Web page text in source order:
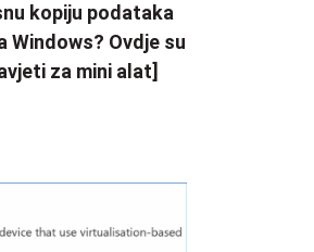
kopiju podataka
Windows? Ovdje su
za mini alat]